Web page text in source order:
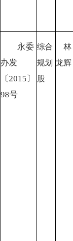
永委
办发
〔 2015〕
98号
综合
规划
股
林
龙辉